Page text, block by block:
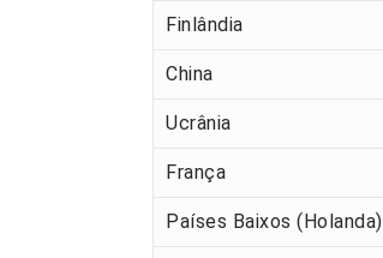
Finlândia
China
Ucrânia
França
Países Baixos (Holanda)